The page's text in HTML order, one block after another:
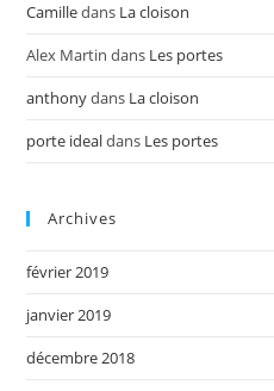
Camilledans La cloison
Alex Martin dans Les portes
anthonydans La cloison
porte idealdans Les portes
Archives
février 2019
janvier 2019
décembre 2018